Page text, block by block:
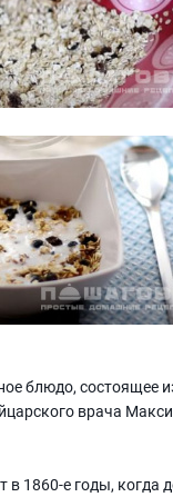
блюдо, состоящее
врача
в 1860-е годы, когда